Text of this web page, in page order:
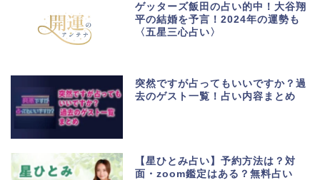
ゲッターズ飯田の占い的中！大谷翔
平の結婚を予言！2024年の運勢も
〈五星三心占い〉
突然ですが占ってもいいですか？過
去のゲスト一覧！占い内容まとめ
【星ひとみ占い】予約方法は？対
面・zoom鑑定はある？無料占い